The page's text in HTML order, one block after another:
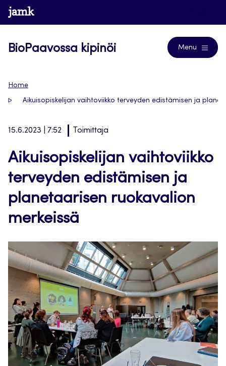
Siirry
suoraan
www.jamk.fi
BioPaavossa kipinöi Menu
Home
Aikuisopiskelijan vaihtoviikko terveyden edistämisen ja
15.6.2023 | 7:52 Toimittaja
Aikuisopiskelijan vaihtoviikko
terveyden edistämisen ja
planetaarisen ruokavalion
merkeissä